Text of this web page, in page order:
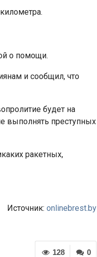
о помощи.
и сообщил, что
будет на
выполнять преступных
ракетных,
Источник: onlinebrest.by
0
128